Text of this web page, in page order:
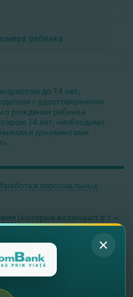
ребенка
до 14 лет,
с удостоверением
о рождении ребенка
14 лет, необходимо
и документами
персональных
(которые включают в т.ч.
со стороны Банка).